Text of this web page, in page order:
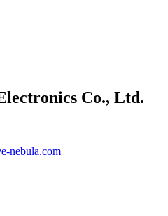
Co., Ltd.
nebula.com